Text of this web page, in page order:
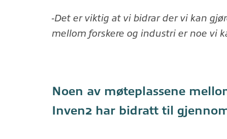
-Det er viktig at vi bidrar der vi kan
mellom forskere og industri er noe vi
Noen av møteplassene
Inven2 har bidratt til